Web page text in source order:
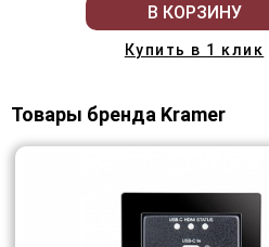
В КОРЗИНУ
Купить в 1 клик
Товары бренда Kramer